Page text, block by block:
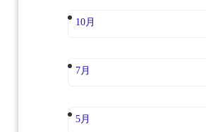
10月
7月
5月